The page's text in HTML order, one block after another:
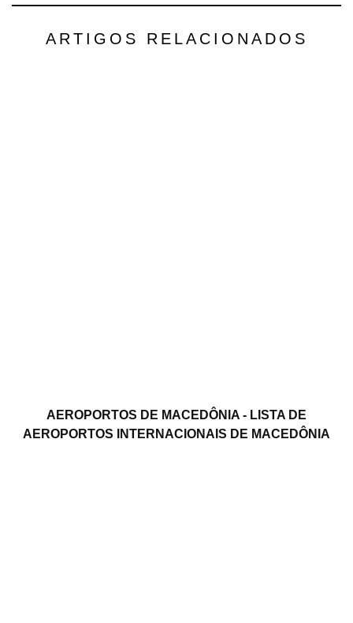
ARTIGOS RELACIONADOS
AEROPORTOS DE MACEDÔNIA - LISTA DE
AEROPORTOS INTERNACIONAIS DE MACEDÔNIA